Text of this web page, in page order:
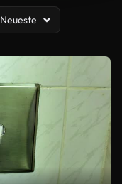
Neueste